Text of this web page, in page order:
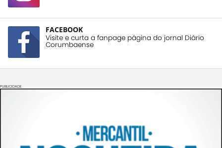
FACEBOOK
Visite e curta a fanpage página do jornal Diário
Corumbaense
PUBLICIDADE